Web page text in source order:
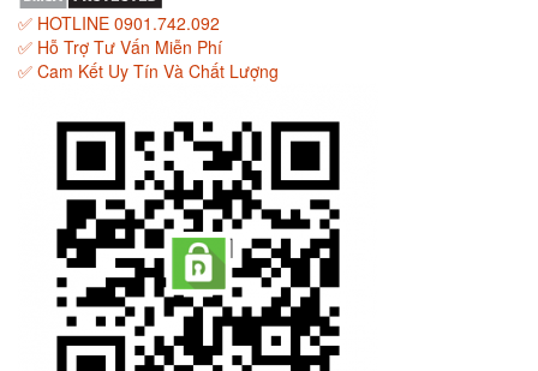
✅ HOTLINE 0901.742.092
✅ Hỗ Trợ Tư Vấn Miễn Phí
✅ Cam Kết Uy Tín Và Chất Lượng